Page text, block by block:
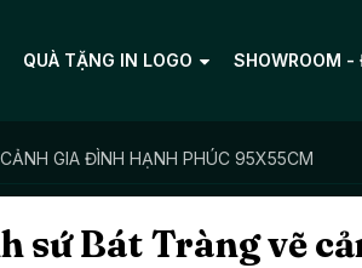
QUÀ TẶNG IN LOGO SHOWROOM -
GIA ĐÌNH HẠNH PHÚC 95X55CM
sứ Bát Tràng vẽ